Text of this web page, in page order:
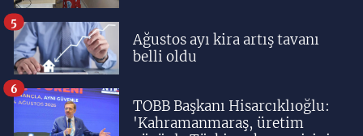
Ağustos ayı kira artış tavanı
belli oldu
5
TOBB Başkanı Hisarcıklıoğlu:
'Kahramanmaraş, üretim
6